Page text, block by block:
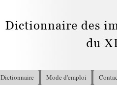
Dictionnaire Mode d'emploi